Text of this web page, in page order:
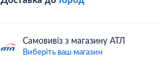
Самовивіз з магазину АТЛ
Виберіть ваш магазин